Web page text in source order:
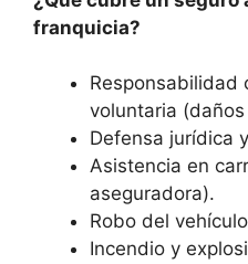
franquicia?
Responsabilidad
voluntaria
Defensa jurídica
Asistencia en
aseguradora).
Robo del
Incendio y